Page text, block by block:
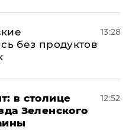
без продуктов
13:28
в столице
Зеленского
12:52